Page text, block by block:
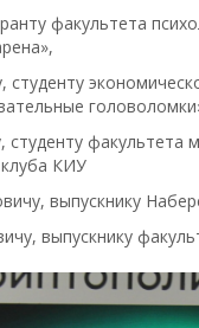
факультета
студенту
факультета
КИУ
выпускнику
выпускнику